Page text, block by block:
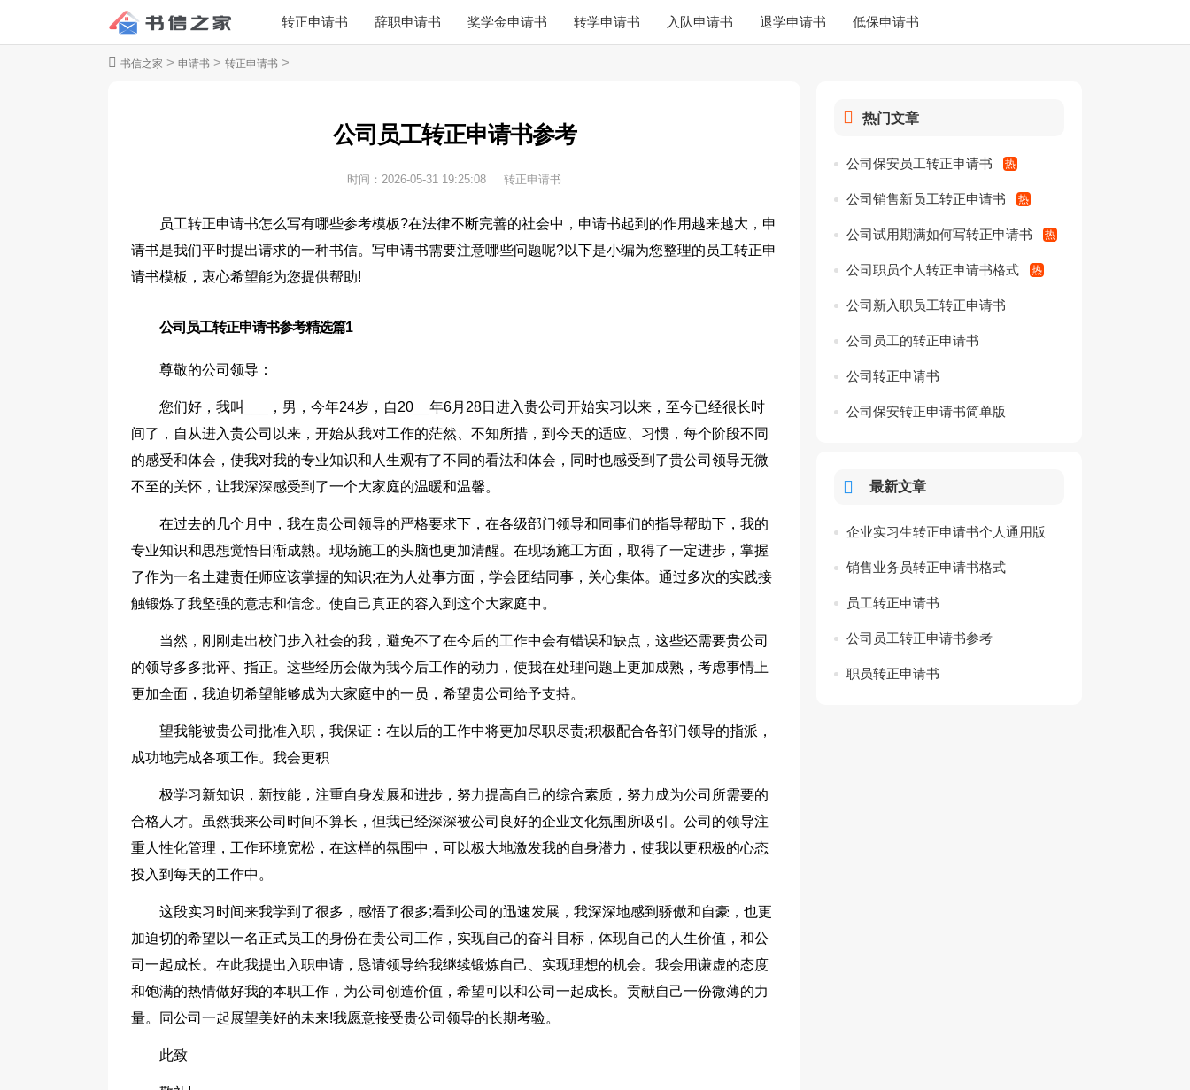
转正申请书 辞职申请书 奖学金申请书 转学申请书 入队申请书 退学申请书 低保申请书
书信之家 > 申请书 > 转正申请书 >
公司员工转正申请书参考
时间： 2026-05-31 19:25:08 转正申请书
员工转正申请书怎么写有哪些参考模板?在法律不断完善的社会中，申请书起到的作用越来越大，申
请书是我们平时提出请求的一种书信。写申请书需要注意哪些问题呢?以下是小编为您整理的员工转正申
请书模板，衷心希望能为您提供帮助!
公司员工转正申请书参考精选篇1
尊敬的公司领导：
您们好，我叫___，男，今年24岁，自20__年6月28日进入贵公司开始实习以来，至今已经很长时
间了，自从进入贵公司以来，开始从我对工作的茫然、不知所措，到今天的适应、习惯，每个阶段不同
的感受和体会，使我对我的专业知识和人生观有了不同的看法和体会，同时也感受到了贵公司领导无微
不至的关怀，让我深深感受到了一个大家庭的温暖和温馨。
在过去的几个月中，我在贵公司领导的严格要求下，在各级部门领导和同事们的指导帮助下，我的
专业知识和思想觉悟日渐成熟。现场施工的头脑也更加清醒。在现场施工方面，取得了一定进步，掌握
了作为一名土建责任师应该掌握的知识;在为人处事方面，学会团结同事，关心集体。通过多次的实践接
触锻炼了我坚强的意志和信念。使自己真正的容入到这个大家庭中。
当然，刚刚走出校门步入社会的我，避免不了在今后的工作中会有错误和缺点，这些还需要贵公司
的领导多多批评、指正。这些经历会做为我今后工作的动力，使我在处理问题上更加成熟，考虑事情上
更加全面，我迫切希望能够成为大家庭中的一员，希望贵公司给予支持。
望我能被贵公司批准入职，我保证：在以后的工作中将更加尽职尽责;积极配合各部门领导的指派，
成功地完成各项工作。我会更积
极学习新知识，新技能，注重自身发展和进步，努力提高自己的综合素质，努力成为公司所需要的
合格人才。虽然我来公司时间不算长，但我已经深深被公司良好的企业文化氛围所吸引。公司的领导注
重人性化管理，工作环境宽松，在这样的氛围中，可以极大地激发我的自身潜力，使我以更积极的心态
投入到每天的工作中。
这段实习时间来我学到了很多，感悟了很多;看到公司的迅速发展，我深深地感到骄傲和自豪，也更
加迫切的希望以一名正式员工的身份在贵公司工作，实现自己的奋斗目标，体现自己的人生价值，和公
司一起成长。在此我提出入职申请，恳请领导给我继续锻炼自己、实现理想的机会。我会用谦虚的态度
和饱满的热情做好我的本职工作，为公司创造价值，希望可以和公司一起成长。贡献自己一份微薄的力
量。同公司一起展望美好的未来!我愿意接受贵公司领导的长期考验。
此致
热门文章
公司保安员工转正申请书
公司销售新员工转正申请书
公司试用期满如何写转正申请书
公司职员个人转正申请书格式
公司新入职员工转正申请书
公司员工的转正申请书
公司转正申请书
公司保安转正申请书简单版
最新文章
企业实习生转正申请书个人通用版
销售业务员转正申请书格式
员工转正申请书
公司员工转正申请书参考
职员转正申请书